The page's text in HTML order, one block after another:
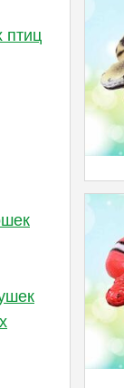
птиц